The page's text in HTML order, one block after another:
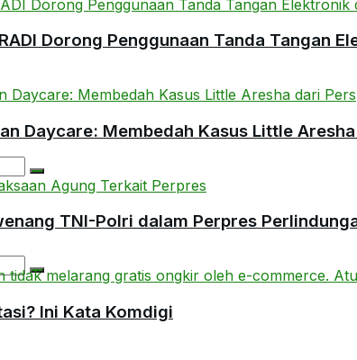
Dorong Penggunaan Tanda
Daycare: Membedah Kasus Little
TNI-Polri dalam Perpres
Ini Kata Komdigi